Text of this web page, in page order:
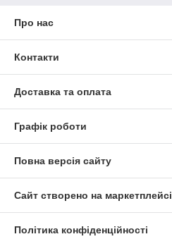
Про нас
Контакти
Доставка та оплата
Графік роботи
Повна версія сайту
Сайт створено на маркетплейсі
Політика конфіденційності